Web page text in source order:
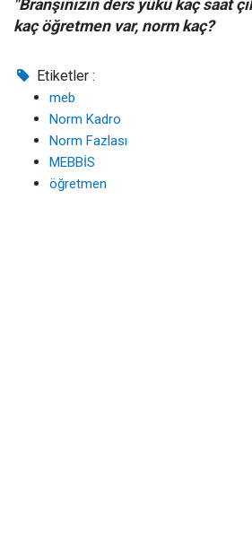
"Branşınızın ders yükü kaç saat
kaç öğretmen var, norm kaç?
Etiketler :
meb
Norm Kadro
Norm Fazlası
MEBBİS
öğretmen